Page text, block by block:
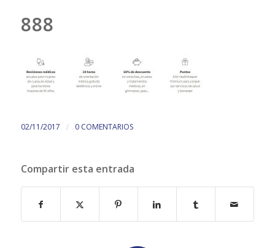
888
02/11/2017 / 0 COMENTARIOS
Compartir esta entrada